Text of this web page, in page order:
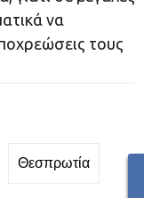
να
τους
Θεσπρωτία